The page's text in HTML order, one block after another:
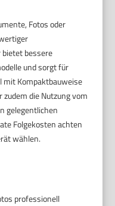
Fotos oder
bessere
und sorgt für
mit Kompaktbauweise
die Nutzung vom
gelegentlichen
Folgekosten achten
wählen.
professionell